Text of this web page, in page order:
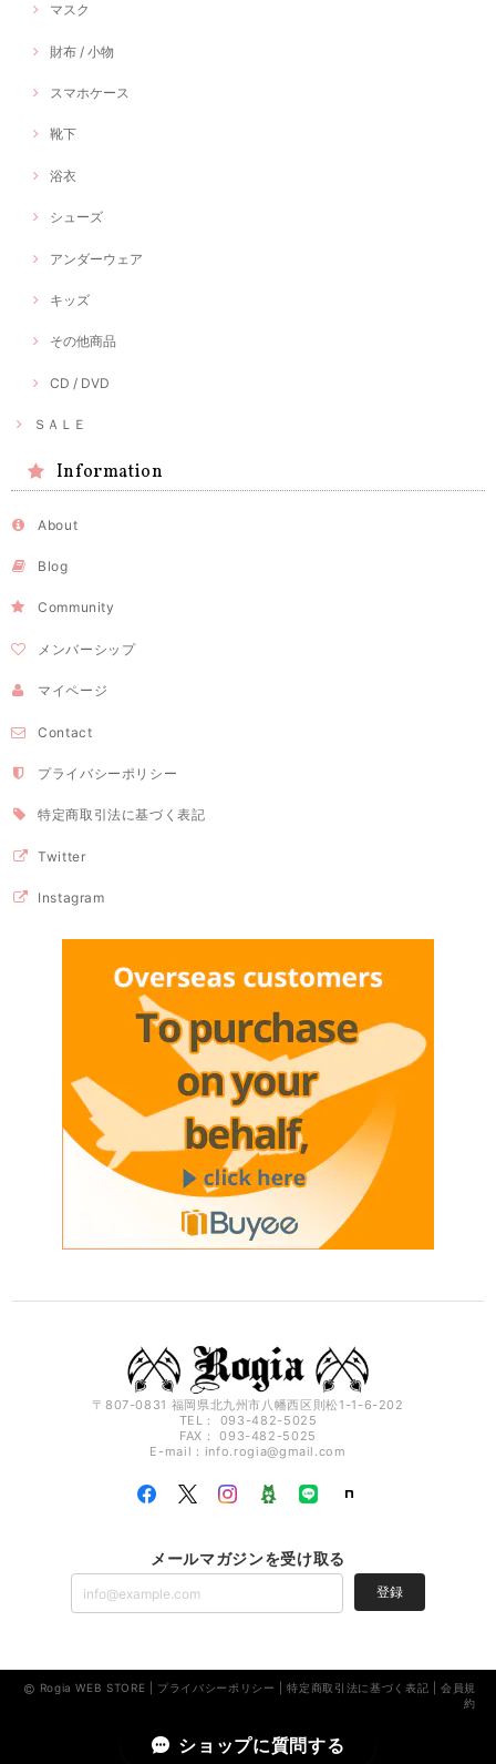
マスク
財布 / 小物
スマホケース
靴下
浴衣
シューズ
アンダーウェア
キッズ
その他商品
CD / DVD
ＳＡＬＥ
Information
About
Blog
Community
メンバーシップ
マイページ
Contact
プライバシーポリシー
特定商取引法に基づく表記
Twitter
Instagram
〒807-0831 福岡県北九州市八幡西区則松1-1-6-202
TEL： 093-482-5025
FAX： 093-482-5025
E-mail： info.rogia@gmail.com
メールマガジンを受け取る
登録
Rogia WEB STORE | プライバシーポリシー |特定商取引法に基づく表記 |会員規
約
ショップに質問する